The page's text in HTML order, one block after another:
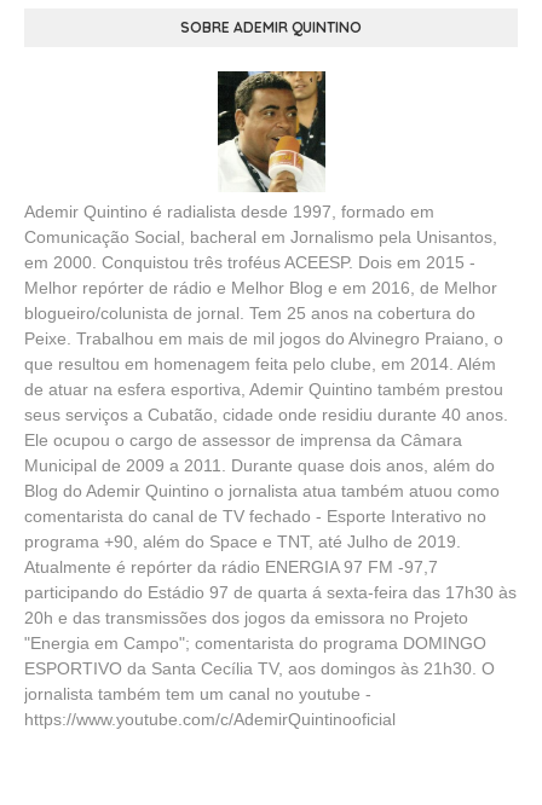
SOBRE ADEMIR QUINTINO
Ademir Quintino é radialista desde 1997, formado em
Comunicação Social, bacheral em Jornalismo pela Unisantos,
em 2000. Conquistou três troféus ACEESP. Dois em 2015 -
Melhor repórter de rádio e Melhor Blog e em 2016, de Melhor
blogueiro/colunista de jornal. Tem 25 anos na cobertura do
Peixe. Trabalhou em mais de mil jogos do Alvinegro Praiano, o
que resultou em homenagem feita pelo clube, em 2014. Além
de atuar na esfera esportiva, Ademir Quintino também prestou
seus serviços a Cubatão, cidade onde residiu durante 40 anos.
Ele ocupou o cargo de assessor de imprensa da Câmara
Municipal de 2009 a 2011. Durante quase dois anos, além do
Blog do Ademir Quintino o jornalista atua também atuou como
comentarista do canal de TV fechado - Esporte Interativo no
programa +90, além do Space e TNT, até Julho de 2019.
Atualmente é repórter da rádio ENERGIA 97 FM -97,7
participando do Estádio 97 de quarta á sexta-feira das 17h30 às
20h e das transmissões dos jogos da emissora no Projeto
"Energia em Campo"; comentarista do programa DOMINGO
ESPORTIVO da Santa Cecília TV, aos domingos às 21h30. O
jornalista também tem um canal no youtube -
https://www.youtube.com/c/AdemirQuintinooficial